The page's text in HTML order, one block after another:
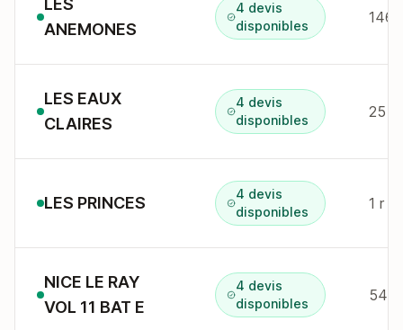
LES
ANEMONES
4 devis
disponibles
146
LES EAUX
CLAIRES
4 devis
disponibles
25
LES PRINCES
4 devis
disponibles
1 r
NICE LE RAY
VOL 11 BAT E
4 devis
disponibles
54